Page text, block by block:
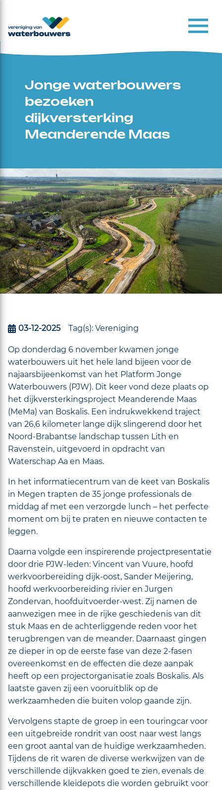
Jonge waterbouwers
bezoeken
dijkversterking
Meanderende Maas
03-12-2025 Tag(s): Vereniging
Op donderdag 6 november kwamen jonge
waterbouwers uit het hele land bijeen voor de
najaarsbijeenkomst van het Platform Jonge
Waterbouwers (PJW). Dit keer vond deze plaats op
het dijkversterkingsproject Meanderende Maas
(MeMa) van Boskalis. Een indrukwekkend traject
van 26,6 kilometer lange dijk slingerend door het
Noord-Brabantse landschap tussen Lith en
Ravenstein, uitgevoerd in opdracht van
Waterschap Aa en Maas.
In het informatiecentrum van de keet van Boskalis
in Megen trapten de 35 jonge professionals de
middag af met een verzorgde lunch – het perfecte
moment om bij te praten en nieuwe contacten te
leggen.
Daarna volgde een inspirerende projectpresentatie
door drie PJW-leden: Vincent van Vuure, hoofd
werkvoorbereiding dijk-oost, Sander Meijering,
hoofd werkvoorbereiding rivier en Jurgen
Zondervan, hoofduitvoerder-west. Zij namen de
aanwezigen mee in de rijke geschiedenis van dit
stuk Maas en de achterliggende reden voor het
terugbrengen van de meander. Daarnaast gingen
ze dieper in op de eerste fase van deze 2-fasen
overeenkomst en de effecten die deze aanpak
heeft op een projectorganisatie zoals Boskalis. Als
laatste gaven zij een vooruitblik op de
werkzaamheden die buiten volop gaande zijn.
Vervolgens stapte de groep in een touringcar voor
een uitgebreide rondrit van oost naar west langs
een groot aantal van de huidige werkzaamheden.
Tijdens de rit waren de diverse werkwijzen van de
verschillende dijkvakken goed te zien, evenals de
verschillende kleidepots die worden gebruikt voor